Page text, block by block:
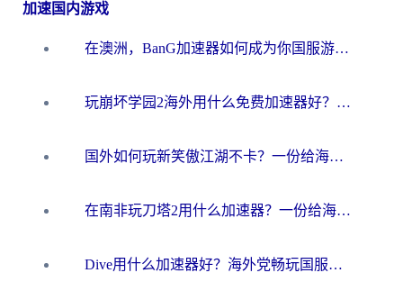
加速国内游戏
在澳洲，BanG加速器如何成为你国服游戏的“时光机”？
玩崩坏学园2海外用什么免费加速器好？2026海外党亲测国服游戏加速指南
国外如何玩新笑傲江湖不卡？一份给海外游子的终极网络指南
在南非玩刀塔2用什么加速器？一份给海外游子的终极生存指南
Dive用什么加速器好？海外党畅玩国服游戏的终极避坑指南